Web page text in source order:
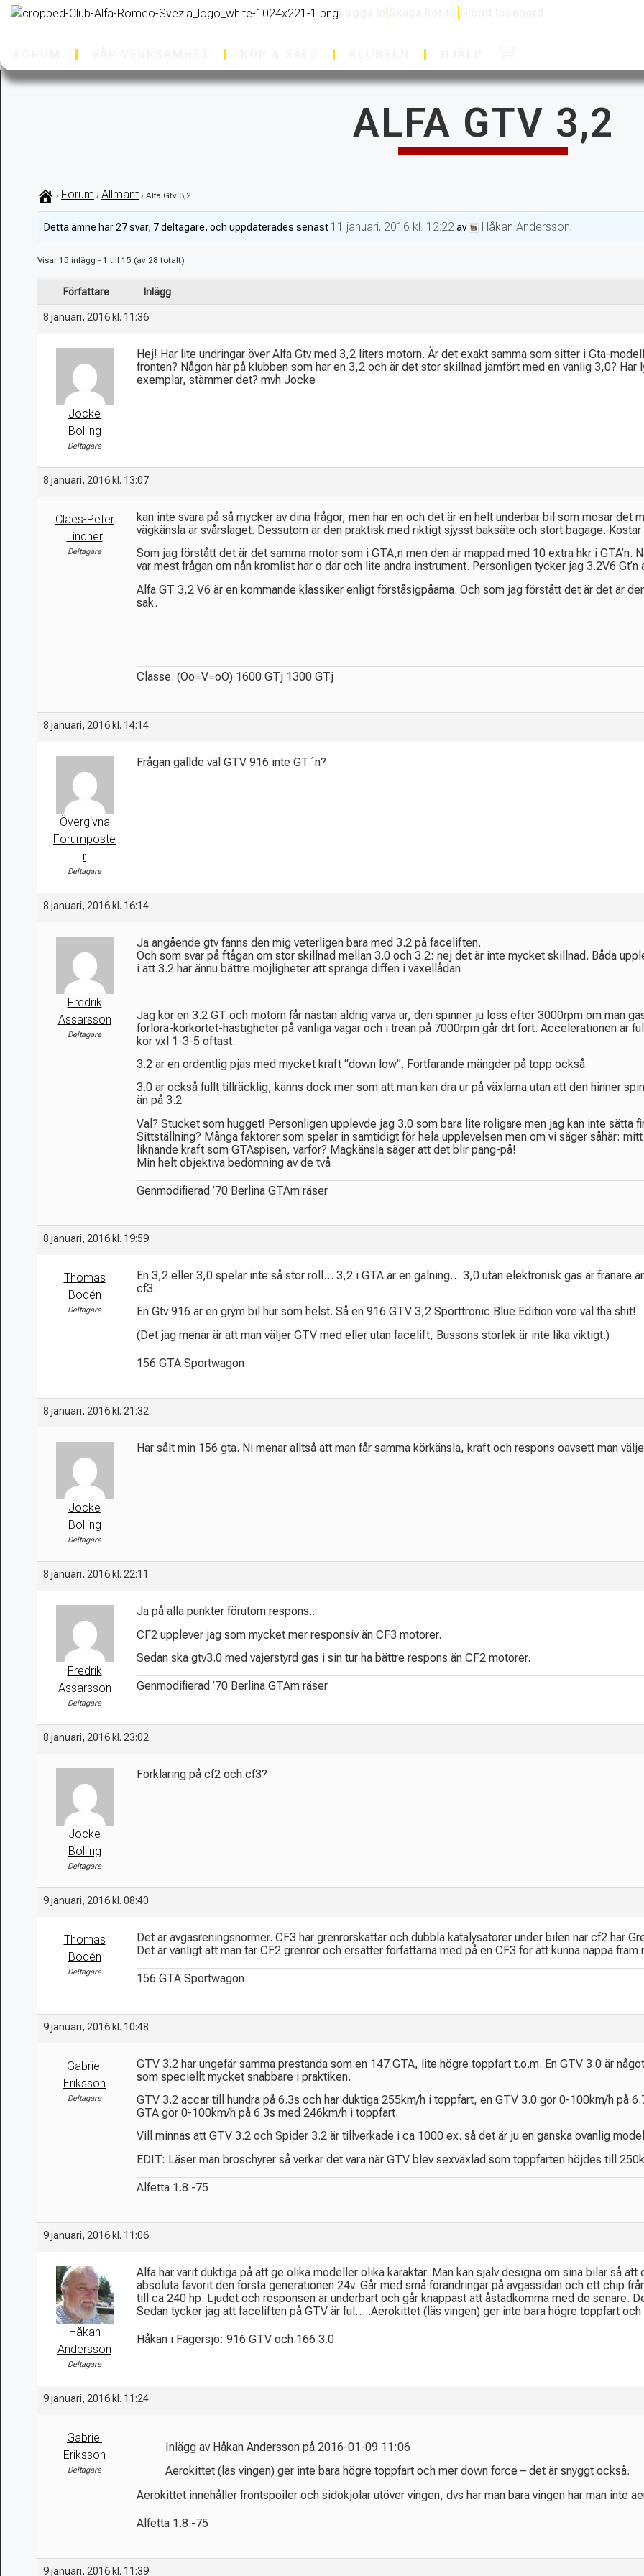
ALFA GTV 3,2
› Forum › Allmänt › Alfa Gtv 3,2
Detta ämne har 27 svar, 7 deltagare, och uppdaterades senast 11 januari, 2016 kl. 12:22 av Håkan Andersson.
Visar 15 inlägg - 1 till 15 (av 28 totalt)
Författare Inlägg
8 januari, 2016 kl. 11:36
Jocke
Bolling
Deltagare
Hej! Har lite undringar över Alfa Gtv med 3,2 liters motorn. Är det exakt samma som sitter i Gta-
fronten? Någon här på klubben som har en 3,2 och är det stor skillnad jämfört med en vanlig 3,0?
exemplar, stämmer det? mvh Jocke
8 januari, 2016 kl. 13:07
Claes-Peter
Lindner
Deltagare
kan inte svara på så mycker av dina frågor, men har en och det är en helt underbar bil som mosar
vägkänsla är svårslaget. Dessutom är den praktisk med riktigt sjysst baksäte och stort bagage.
Som jag förstått det är det samma motor som i GTA,n men den är mappad med 10 extra hkr i GTA’n.
var mest frågan om nån kromlist här o där och lite andra instrument. Personligen tycker jag 3.2V6 Gt’n
Alfa GT 3,2 V6 är en kommande klassiker enligt förståsigpåarna. Och som jag förstått det är det är
sak.
Classe. (Oo=V=oO) 1600 GTj 1300 GTj
8 januari, 2016 kl. 14:14
Övergivna
Forumposte
r
Deltagare
Frågan gällde väl GTV 916 inte GT´n?
8 januari, 2016 kl. 16:14
Fredrik
Assarsson
Deltagare
Ja angående gtv fanns den mig veterligen bara med 3.2 på faceliften.
Och som svar på ftågan om stor skillnad mellan 3.0 och 3.2: nej det är inte mycket skillnad. Båda
i att 3.2 har ännu bättre möjligheter att spränga diffen i växellådan
Jag kör en 3.2 GT och motorn får nästan aldrig varva ur, den spinner ju loss efter 3000rpm om man
förlora-körkortet-hastigheter på vanliga vägar och i trean på 7000rpm går drt fort. Accelerationen är
kör vxl 1-3-5 oftast.
3.2 är en ordentlig pjäs med mycket kraft “down low”. Fortfarande mängder på topp också.
3.0 är också fullt tillräcklig, känns dock mer som att man kan dra ur på växlarna utan att den hinner
än på 3.2
Val? Stucket som hugget! Personligen upplevde jag 3.0 som bara lite roligare men jag kan inte sätta
Sittställning? Många faktorer som spelar in samtidigt för hela upplevelsen men om vi säger såhär:
liknande kraft som GTAspisen, varför? Magkänsla säger att det blir pang-på!
Min helt objektiva bedömning av de två
Genmodifierad ’70 Berlina GTAm räser
8 januari, 2016 kl. 19:59
Thomas
Bodén
Deltagare
En 3,2 eller 3,0 spelar inte så stor roll… 3,2 i GTA är en galning… 3,0 utan elektronisk gas är fränare
cf3.
En Gtv 916 är en grym bil hur som helst. Så en 916 GTV 3,2 Sporttronic Blue Edition vore väl tha shit!
(Det jag menar är att man väljer GTV med eller utan facelift, Bussons storlek är inte lika viktigt.)
156 GTA Sportwagon
8 januari, 2016 kl. 21:32
Jocke
Bolling
Deltagare
Har sålt min 156 gta. Ni menar alltså att man får samma körkänsla, kraft och respons oavsett man
8 januari, 2016 kl. 22:11
Fredrik
Assarsson
Deltagare
Ja på alla punkter förutom respons..
CF2 upplever jag som mycket mer responsiv än CF3 motorer.
Sedan ska gtv3.0 med vajerstyrd gas i sin tur ha bättre respons än CF2 motorer.
Genmodifierad ’70 Berlina GTAm räser
8 januari, 2016 kl. 23:02
Jocke
Bolling
Deltagare
Förklaring på cf2 och cf3?
9 januari, 2016 kl. 08:40
Thomas
Bodén
Deltagare
Det är avgasreningsnormer. CF3 har grenrörskattar och dubbla katalysatorer under bilen när cf2 har
Det är vanligt att man tar CF2 grenrör och ersätter författarna med på en CF3 för att kunna nappa fram
156 GTA Sportwagon
9 januari, 2016 kl. 10:48
Gabriel
Eriksson
Deltagare
GTV 3.2 har ungefär samma prestanda som en 147 GTA, lite högre toppfart t.o.m. En GTV 3.0 är
som speciellt mycket snabbare i praktiken.
GTV 3.2 accar till hundra på 6.3s och har duktiga 255km/h i toppfart, en GTV 3.0 gör 0-100km/h på
GTA gör 0-100km/h på 6.3s med 246km/h i toppfart.
Vill minnas att GTV 3.2 och Spider 3.2 är tillverkade i ca 1000 ex. så det är ju en ganska ovanlig
EDIT: Läser man broschyrer så verkar det vara när GTV blev sexväxlad som toppfarten höjdes till
Alfetta 1.8 -75
9 januari, 2016 kl. 11:06
Håkan
Andersson
Deltagare
Alfa har varit duktiga på att ge olika modeller olika karaktär. Man kan själv designa om sina bilar så
absoluta favorit den första generationen 24v. Går med små förändringar på avgassidan och ett chip
till ca 240 hp. Ljudet och responsen är underbart och går knappast att åstadkomma med de senare.
Sedan tycker jag att faceliften på GTV är ful…..Aerokittet (läs vingen) ger inte bara högre toppfart
Håkan i Fagersjö: 916 GTV och 166 3.0.
9 januari, 2016 kl. 11:24
Gabriel
Eriksson
Deltagare
Inlägg av Håkan Andersson på 2016-01-09 11:06
Aerokittet (läs vingen) ger inte bara högre toppfart och mer down force – det är snyggt också.
Aerokittet innehåller frontspoiler och sidokjolar utöver vingen, dvs har man bara vingen har man inte
Alfetta 1.8 -75
9 januari, 2016 kl. 11:39